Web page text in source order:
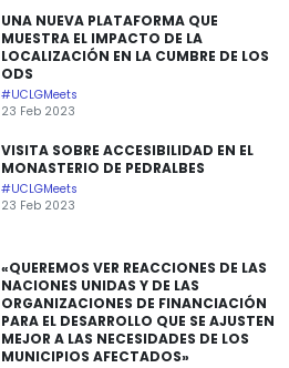
UNA NUEVA PLATAFORMA QUE
MUESTRA EL IMPACTO DE LA
LOCALIZACIÓN EN LA CUMBRE DE LOS
ODS
#UCLGMeets
23 Feb 2023
VISITA SOBRE ACCESIBILIDAD EN EL
MONASTERIO DE PEDRALBES
#UCLGMeets
23 Feb 2023
«QUEREMOS VER REACCIONES DE LAS
NACIONES UNIDAS Y DE LAS
ORGANIZACIONES DE FINANCIACIÓN
PARA EL DESARROLLO QUE SE AJUSTEN
MEJOR A LAS NECESIDADES DE LOS
MUNICIPIOS AFECTADOS»